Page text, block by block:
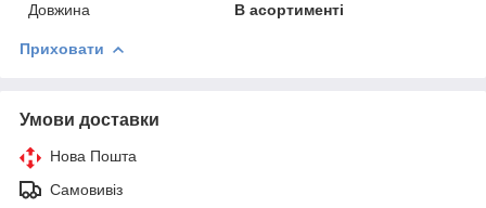
Довжина
В асортименті
Приховати
Умови доставки
Нова Пошта
Самовивіз